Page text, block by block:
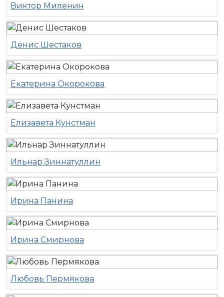
Виктор Миленин
Денис Шестаков
Екатерина Окорокова
Елизавета Кунстман
Ильнар Зиннатуллин
Ирина Панина
Ирина Смирнова
Любовь Пермякова